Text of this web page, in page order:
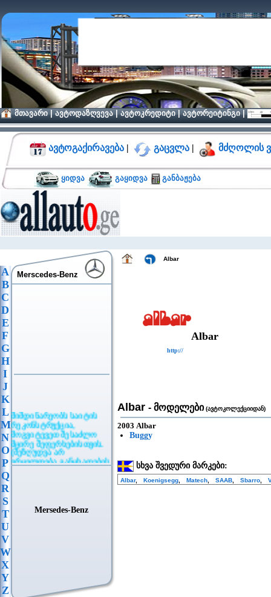
მთავარი|ავტოდაზღვევა|ავტოკრედიტი|ავტორეიტინგი|
ავტოგაქირავება | გაცვლა | მძღოლის
ყიდვა გაყიდვა განბაჟება
A
B
C
D
E
F
G
H
I
J
K
L
M
N
O
P
Q
R
S
T
U
V
W
X
Y
Z
Merscedes-Benz
მიმდინარეობს საიტის
რეკონსტრუქცია,
მოგვიტევეთ შესაძლო
მცირე შეფერხებისთვის.
(შეზღუდვა არ
ვრცელდება განცხადების
განთავსებაზე)
Mersedes-Benz
Albar
Albar
http://
Albar - მოდელები(ავტოკოლექციიდან)
2003 Albar
Buggy
სხვა შვედური მარკები:
Albar, Koenigsegg Matech SAAB Sbarro